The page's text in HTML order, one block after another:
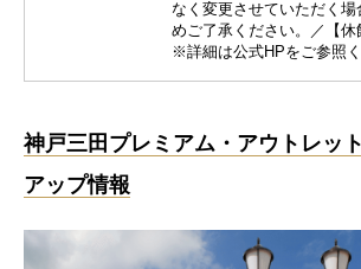
なく変更させていただく
めご了承ください。／【休
※詳細は公式HPをご参照く
神戸三田プレミアム・アウトレッ
アップ情報